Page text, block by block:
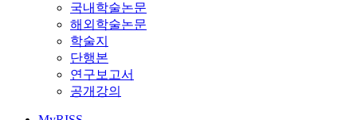
국내학술논문
해외학술논문
학술지
단행본
연구보고서
공개강의